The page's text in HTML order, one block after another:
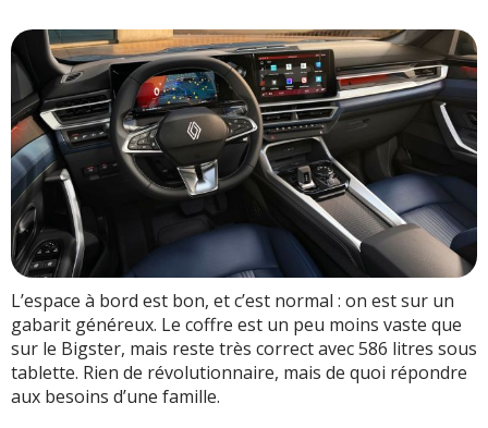
L’espace à bord est bon, et c’est normal : on est sur un
gabarit généreux. Le coffre est un peu moins vaste que
sur le Bigster, mais reste très correct avec 586 litres sous
tablette. Rien de révolutionnaire, mais de quoi répondre
aux besoins d’une famille.